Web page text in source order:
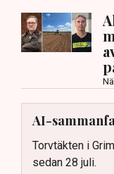
AI-
Torvtäkten i
sedan 28 juli.